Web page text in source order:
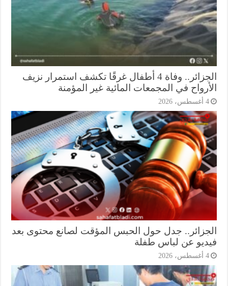
الجزائر.. وفاة 4 أطفال غرقًا تكشف استمرار نزيف
في المجمعات المائية غير المؤمنة
جدل حول الحبس المؤقت لصانع محتوى بعد
عن لباس طفلة